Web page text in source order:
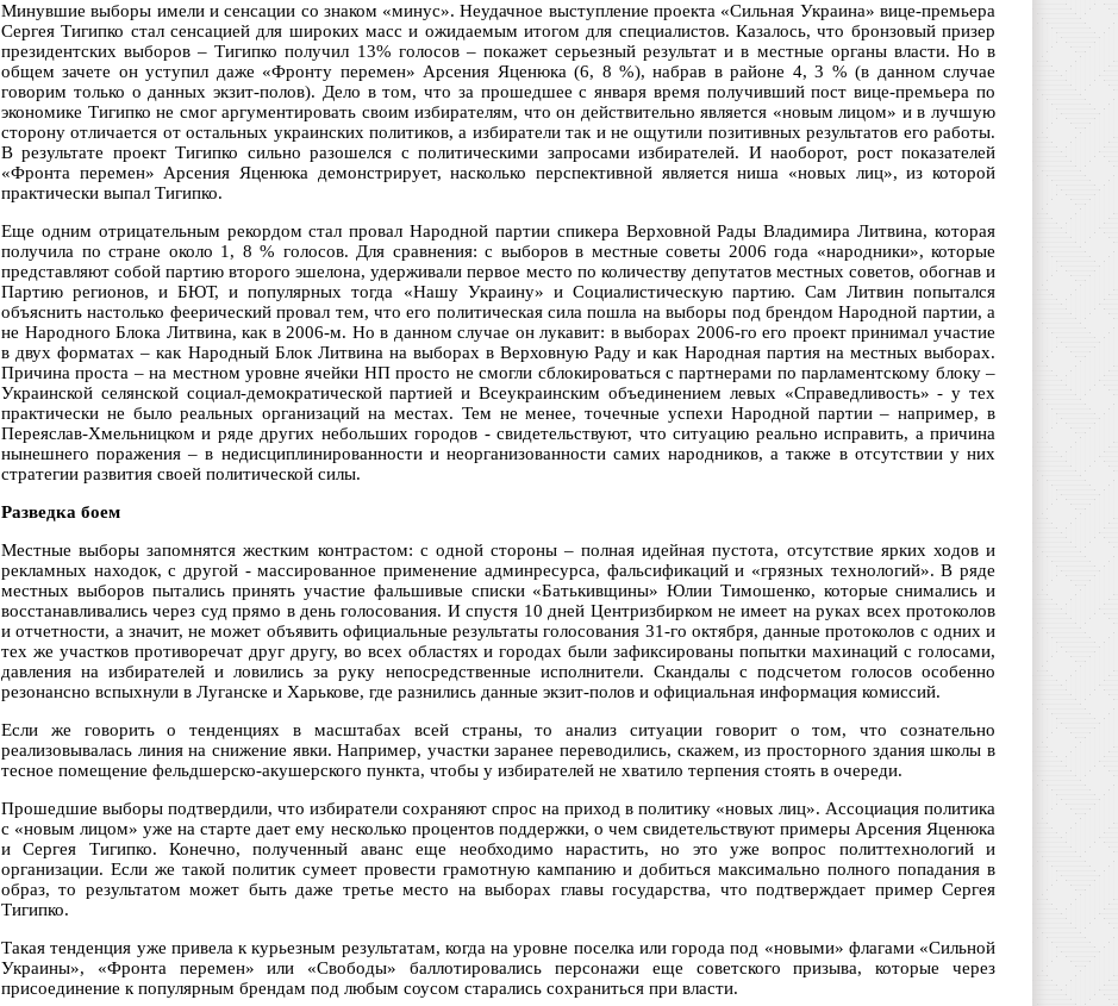
Минувшие выборы имели и сенсации со знаком «минус». Неудачное выступление проекта «Сильная Украина» вице-премьера
Сергея Тигипко стал сенсацией для широких масс и ожидаемым итогом для специалистов. Казалось, что бронзовый призер
президентских выборов – Тигипко получил 13% голосов – покажет серьезный результат и в местные органы власти. Но в
общем зачете он уступил даже «Фронту перемен» Арсения Яценюка (6, 8 %), набрав в районе 4, 3 % (в данном случае
говорим только о данных экзит-полов). Дело в том, что за прошедшее с января время получивший пост вице-премьера по
экономике Тигипко не смог аргументировать своим избирателям, что он действительно является «новым лицом» и в лучшую
сторону отличается от остальных украинских политиков, а избиратели так и не ощутили позитивных результатов его работы.
В результате проект Тигипко сильно разошелся с политическими запросами избирателей. И наоборот, рост показателей
«Фронта перемен» Арсения Яценюка демонстрирует, насколько перспективной является ниша «новых лиц», из которой
практически выпал Тигипко.
Еще одним отрицательным рекордом стал провал Народной партии спикера Верховной Рады Владимира Литвина, которая
получила по стране около 1, 8 % голосов. Для сравнения: с выборов в местные советы 2006 года «народники», которые
представляют собой партию второго эшелона, удерживали первое место по количеству депутатов местных советов, обогнав и
Партию регионов, и БЮТ, и популярных тогда «Нашу Украину» и Социалистическую партию. Сам Литвин попытался
объяснить настолько феерический провал тем, что его политическая сила пошла на выборы под брендом Народной партии, а
не Народного Блока Литвина, как в 2006-м. Но в данном случае он лукавит: в выборах 2006-го его проект принимал участие
в двух форматах – как Народный Блок Литвина на выборах в Верховную Раду и как Народная партия на местных выборах.
Причина проста – на местном уровне ячейки НП просто не смогли сблокироваться с партнерами по парламентскому блоку –
Украинской селянской социал-демократической партией и Всеукраинским объединением левых «Справедливость» - у тех
практически не было реальных организаций на местах. Тем не менее, точечные успехи Народной партии – например, в
Переяслав-Хмельницком и ряде других небольших городов - свидетельствуют, что ситуацию реально исправить, а причина
нынешнего поражения – в недисциплинированности и неорганизованности самих народников, а также в отсутствии у них
стратегии развития своей политической силы.
Разведка боем
Местные выборы запомнятся жестким контрастом: с одной стороны – полная идейная пустота, отсутствие ярких ходов и
рекламных находок, с другой - массированное применение админресурса, фальсификаций и «грязных технологий». В ряде
местных выборов пытались принять участие фальшивые списки «Батькивщины» Юлии Тимошенко, которые снимались и
восстанавливались через суд прямо в день голосования. И спустя 10 дней Центризбирком не имеет на руках всех протоколов
и отчетности, а значит, не может объявить официальные результаты голосования 31-го октября, данные протоколов с одних и
тех же участков противоречат друг другу, во всех областях и городах были зафиксированы попытки махинаций с голосами,
давления на избирателей и ловились за руку непосредственные исполнители. Скандалы с подсчетом голосов особенно
резонансно вспыхнули в Луганске и Харькове, где разнились данные экзит-полов и официальная информация комиссий.
Если же говорить о тенденциях в масштабах всей страны, то анализ ситуации говорит о том, что сознательно
реализовывалась линия на снижение явки. Например, участки заранее переводились, скажем, из просторного здания школы в
тесное помещение фельдшерско-акушерского пункта, чтобы у избирателей не хватило терпения стоять в очереди.
Прошедшие выборы подтвердили, что избиратели сохраняют спрос на приход в политику «новых лиц». Ассоциация политика
с «новым лицом» уже на старте дает ему несколько процентов поддержки, о чем свидетельствуют примеры Арсения Яценюка
и Сергея Тигипко. Конечно, полученный аванс еще необходимо нарастить, но это уже вопрос политтехнологий и
организации. Если же такой политик сумеет провести грамотную кампанию и добиться максимально полного попадания в
образ, то результатом может быть даже третье место на выборах главы государства, что подтверждает пример Сергея
Тигипко.
Такая тенденция уже привела к курьезным результатам, когда на уровне поселка или города под «новыми» флагами «Сильной
Украины», «Фронта перемен» или «Свободы» баллотировались персонажи еще советского призыва, которые через
присоединение к популярным брендам под любым соусом старались сохраниться при власти.